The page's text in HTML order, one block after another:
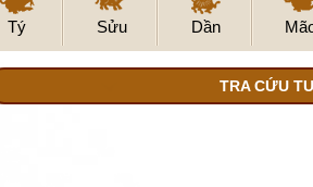
Tý Sửu Dần
TRA CỨU